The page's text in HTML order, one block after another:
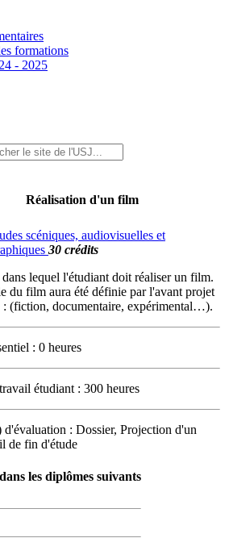
formations
- 2025
Réalisation d'un film
scéniques, audiovisuelles et
30 crédits
lequel l'étudiant doit réaliser un film.
du film aura été définie par l'avant projet
: (fiction, documentaire, expérimental…).
: 0 heures
étudiant : 300 heures
d'évaluation : Dossier, Projection d'un
de fin d'étude
les diplômes suivants